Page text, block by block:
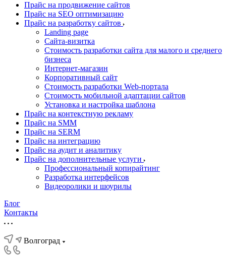
Прайс на продвижение сайтов
Прайс на SEO оптимизацию
Прайс на разработку сайтов
Landing page
Cайта-визитка
Стоимость разработки сайта для малого и среднего
бизнеса
Интернет-магазин
Корпоративный сайт
Стоимость разработки Web-портала
Стоимость мобильной адаптации сайтов
Установка и настройка шаблона
Прайс на контекстную рекламу
Прайс на SMM
Прайс на SERM
Прайс на интеграцию
Прайс на аудит и аналитику
Прайс на дополнительные услуги
Профессиональный копирайтинг
Разработка интерфейсов
Видеоролики и шоурилы
Блог
Контакты
Волгоград